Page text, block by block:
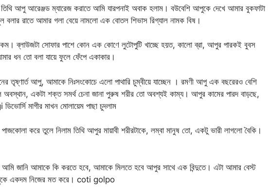
আপু আরেঞ্জড ম্যারেজ করাতে আমি যারপনাই অবাক হলাম। বউবেশি আপুকে দেখে আমার বুকফাটা
রাতে আমার গলা বেয়ে নামলো এক বোতল শিভাস রিগ্যাল নামক বিষ।
ব্লাউজটা সোফার পাশে কোন এক কোণে লুটোপুটি খাচ্ছে হয়ত, কালো ব্রা, আপুর পারকই বুবস
ধন তো বলা যায়ে ফুলে ফেঁপে একাকার।
তৃষ্ণার্ত আপু, আমাকে নিঃসংকোচে এলো পাথারি চুম্বীয়ে যাচ্ছেন । রমণী আপু এক বছরেরও বেশি
অবস্থান, একটা শক্ত সমর্থ চেনা জানা পুরুষ শরীর তো অবশ্যই কাম্য। আপুর কামের পারদ বাড়ছে,
মাগীর মাখন মোলায়েম পাছা চুদলাম
করে তুলে নিলাম তিথি আপুর মায়াবী শরীরটাকে, লম্বা মানুষ তো, একটু ভারী লাগলো বৈকি।
আমি জানি আমাকে কি করতে হবে, আমাকে মিলতে হবে আপুর সাথে এক বিন্দুতে। এটা আমার বেস্ট
একদম নিজের মত করে। coti golpo